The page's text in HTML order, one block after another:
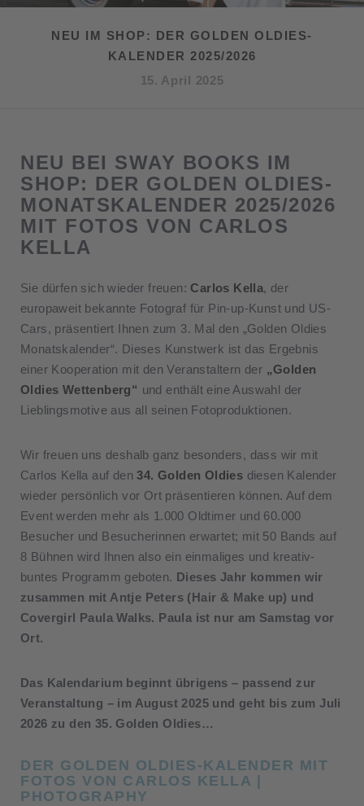
NEU IM SHOP: DER GOLDEN OLDIES-
KALENDER 2025/2026
15. April 2025
NEU BEI SWAY BOOKS IM
SHOP: DER GOLDEN OLDIES-
MONATSKALENDER 2025/2026
MIT FOTOS VON CARLOS
KELLA
Sie dürfen sich wieder freuen: Carlos Kella, der
europaweit bekannte Fotograf für Pin-up-Kunst und US-
Cars, präsentiert Ihnen zum 3. Mal den „Golden Oldies
Monatskalender“. Dieses Kunstwerk ist das Ergebnis
einer Kooperation mit den Veranstaltern der „Golden
Oldies Wettenberg“ und enthält eine Auswahl der
Lieblingsmotive aus all seinen Fotoproduktionen.
Wir freuen uns deshalb ganz besonders, dass wir mit
Carlos Kella auf den34. Golden Oldies diesen Kalender
wieder persönlich vor Ort präsentieren können. Auf dem
Event werden mehr als 1.000 Oldtimer und 60.000
Besucher und Besucherinnen erwartet; mit 50 Bands auf
8 Bühnen wird Ihnen also ein einmaliges und kreativ-
buntes Programm geboten. Dieses Jahr kommen wir
zusammen mit Antje Peters (Hair & Make up) und
Covergirl Paula Walks. Paula ist nur am Samstag vor
Ort.
Das Kalendarium beginnt übrigens – passend zur
Veranstaltung – im August 2025 und geht bis zum Juli
2026 zu den 35. Golden Oldies…
DER GOLDEN OLDIES-KALENDER MIT
FOTOS VON CARLOS KELLA |
PHOTOGRAPHY